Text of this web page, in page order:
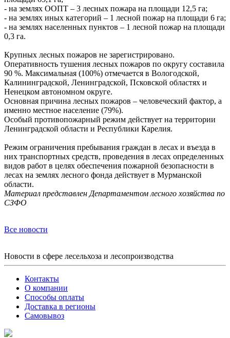
- на землях ООПТ – 3 лесных пожара на площади 12,5 га;
- на землях иных категорий – 1 лесной пожар на площади 6 га;
- на землях населенных пунктов – 1 лесной пожар на площади
0,3 га.
Крупных лесных пожаров не зарегистрировано.
Оперативность тушения лесных пожаров по округу составила
90 %. Максимальная (100%) отмечается в Вологодской,
Калининградской, Ленинградской, Псковской областях и
Ненецком автономном округе.
Основная причина лесных пожаров – человеческий фактор, а
именно местное население (79%).
Особый противопожарный режим действует на территории
Ленинградской области и Республики Карелия.
Режим ограничения пребывания граждан в лесах и въезда в
них транспортных средств, проведения в лесах определенных
видов работ в целях обеспечения пожарной безопасности в
лесах на землях лесного фонда действует в Мурманской
области.
Материал представлен Департаментом лесного хозяйства по
СЗФО
Все новости
Новости в сфере лесельхоза и лесопроизводства
Контакты
О компании
Способы оплаты
Доставка в регионы
Самовывоз